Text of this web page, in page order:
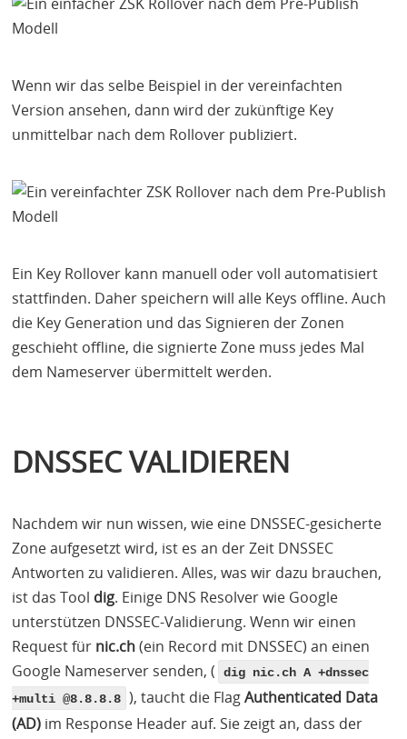
Wenn wir das selbe Beispiel in der vereinfachten
Version ansehen, dann wird der zukünftige Key
unmittelbar nach dem Rollover publiziert.
Ein Key Rollover kann manuell oder voll automatisiert
stattfinden. Daher speichern will alle Keys offline. Auch
die Key Generation und das Signieren der Zonen
geschieht offline, die signierte Zone muss jedes Mal
dem Nameserver übermittelt werden.
DNSSECVALIDIEREN
Nachdem wir nun wissen, wie eine DNSSEC-gesicherte
Zone aufgesetzt wird, ist es an der Zeit DNSSEC
Antworten zu validieren. Alles, was wir dazu brauchen,
ist das Tool dig. Einige DNS Resolver wie Google
unterstützen DNSSEC-Validierung. Wenn wir einen
Request für nic.ch(ein Record mit DNSSEC) an einen
Google Nameserver senden, (
dig nic.ch A +dnssec
+multi @8.8.8.8 ), taucht die FlagAuthenticated Data
(AD) im Response Header auf. Sie zeigt an, dass der